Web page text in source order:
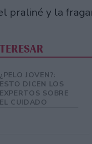
praliné y la
¿PELO JOVEN?:
ESTO DICEN LOS
EXPERTOS SOBRE
EL CUIDADO